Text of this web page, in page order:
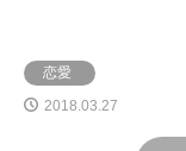
恋愛
2018.03.27